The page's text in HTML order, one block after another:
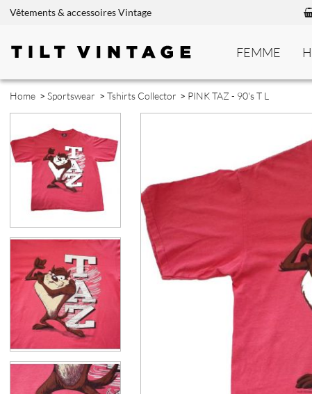
Vêtements & accessoires Vintage
FEMME
Home > Sportswear > Tshirts Collector > PINK TAZ - 90's T L